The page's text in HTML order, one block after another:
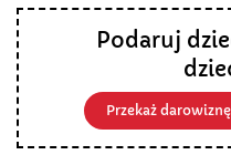
Podaruj
Przekaż darowiznę